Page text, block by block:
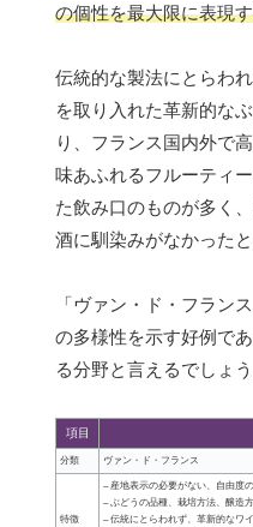
の個性を最大限に表現
伝統的な製法にとらわ
を取り入れた革新的な
り、フランス国内外で
味あふれるフルーティ
た飲み口のものが多く
酒に馴染みがなかった
「ヴァン・ド・フラン
の多様性を示す好例で
る分野と言えるでしょう
項目
分類 ヴァン・ド・フランス
特徴
– 産地表示の必要がない、自由度
– ぶどうの品種、栽培方法、醸造
– 伝統にとらわれず、革新的なワ